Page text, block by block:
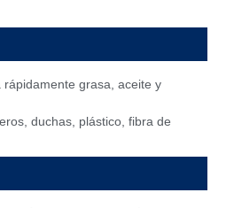
grasa, aceite y
duchas, plástico, fibra de